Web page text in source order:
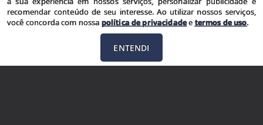
termos de uso.
Política de Privacidade Termos de uso
recomendar conteúdo de seu interesse. Ao utilizar nossos serviços,
você concorda com nossa política de privacidadeetermos de uso.
ENTENDI